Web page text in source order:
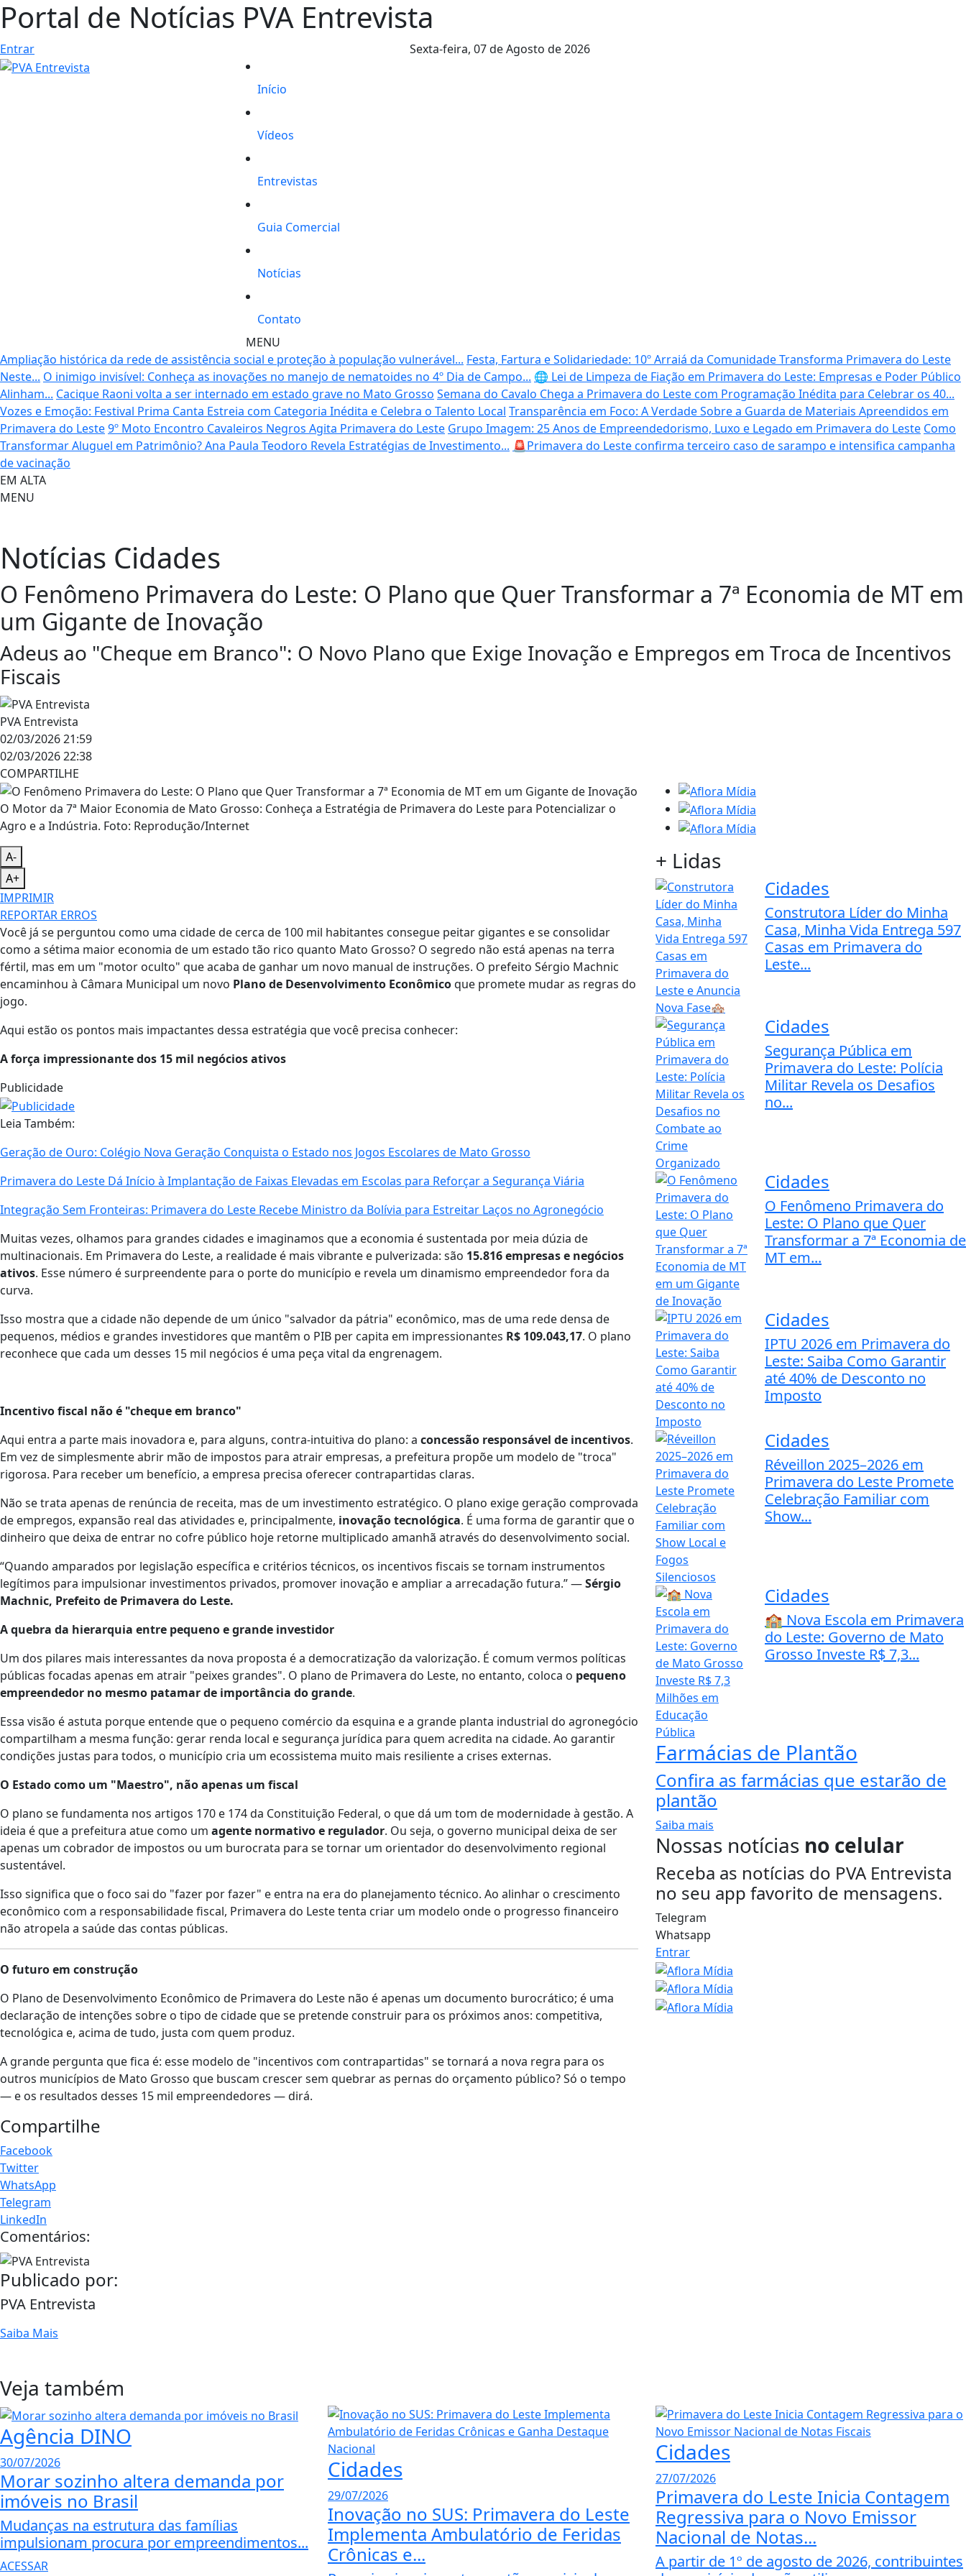
Portal de Notícias PVA Entrevista
Entrar Sexta-feira, 07 de Agosto de 2026
Início
Vídeos
Entrevistas
Guia Comercial
Notícias
Contato
MENU
Ampliação histórica da rede de assistência social e proteção à população vulnerável... Festa, Fartura e Solidariedade: 10º Arraiá da Comunidade Transforma Primavera do Leste
Neste... O inimigo invisível: Conheça as inovações no manejo de nematoides no 4º Dia de Campo... 🌐 Lei de Limpeza de Fiação em Primavera do Leste: Empresas e Poder Público
Alinham... Cacique Raoni volta a ser internado em estado grave no Mato Grosso Semana do Cavalo Chega a Primavera do Leste com Programação Inédita para Celebrar os 40...
Vozes e Emoção: Festival Prima Canta Estreia com Categoria Inédita e Celebra o Talento Local Transparência em Foco: A Verdade Sobre a Guarda de Materiais Apreendidos em
Primavera do Leste9º Moto Encontro Cavaleiros Negros Agita Primavera do Leste Grupo Imagem: 25 Anos de Empreendedorismo, Luxo e Legado em Primavera do Leste Como
Transformar Aluguel em Patrimônio? Ana Paula Teodoro Revela Estratégias de Investimento... 🚨Primavera do Leste confirma terceiro caso de sarampo e intensifica campanha
de vacinação
EM ALTA
MENU
Notícias Cidades
O Fenômeno Primavera do Leste: O Plano que Quer Transformar a 7ª Economia de MT em
um Gigante de Inovação
Adeus ao "Cheque em Branco": O Novo Plano que Exige Inovação e Empregos em Troca de Incentivos
Fiscais
PVA Entrevista
02/03/2026 21:59
02/03/2026 22:38
COMPARTILHE
O Motor da 7ª Maior Economia de Mato Grosso: Conheça a Estratégia de Primavera do Leste para Potencializar o
Agro e a Indústria. Foto: Reprodução/Internet
A-
A+
IMPRIMIR
REPORTAR ERROS
Você já se perguntou como uma cidade de cerca de 100 mil habitantes consegue peitar gigantes e se consolidar
como a sétima maior economia de um estado tão rico quanto Mato Grosso? O segredo não está apenas na terra
fértil, mas em um "motor oculto" que acaba de ganhar um novo manual de instruções. O prefeito Sérgio Machnic
encaminhou à Câmara Municipal um novo Plano de Desenvolvimento Econômicoque promete mudar as regras do
jogo.
Aqui estão os pontos mais impactantes dessa estratégia que você precisa conhecer:
A força impressionante dos 15 mil negócios ativos
Publicidade
Leia Também:
Geração de Ouro: Colégio Nova Geração Conquista o Estado nos Jogos Escolares de Mato Grosso
Primavera do Leste Dá Início à Implantação de Faixas Elevadas em Escolas para Reforçar a Segurança Viária
Integração Sem Fronteiras: Primavera do Leste Recebe Ministro da Bolívia para Estreitar Laços no Agronegócio
Muitas vezes, olhamos para grandes cidades e imaginamos que a economia é sustentada por meia dúzia de
multinacionais. Em Primavera do Leste, a realidade é mais vibrante e pulverizada: são 15.816 empresas e negócios
ativos. Esse número é surpreendente para o porte do município e revela um dinamismo empreendedor fora da
curva.
Isso mostra que a cidade não depende de um único "salvador da pátria" econômico, mas de uma rede densa de
pequenos, médios e grandes investidores que mantêm o PIB per capita em impressionantes R$ 109.043,17. O plano
reconhece que cada um desses 15 mil negócios é uma peça vital da engrenagem.
Incentivo fiscal não é "cheque em branco"
Aqui entra a parte mais inovadora e, para alguns, contra-intuitiva do plano: a concessão responsável de incentivos.
Em vez de simplesmente abrir mão de impostos para atrair empresas, a prefeitura propõe um modelo de "troca"
rigorosa. Para receber um benefício, a empresa precisa oferecer contrapartidas claras.
Não se trata apenas de renúncia de receita, mas de um investimento estratégico. O plano exige geração comprovada
de empregos, expansão real das atividades e, principalmente, inovação tecnológica. É uma forma de garantir que o
dinheiro que deixa de entrar no cofre público hoje retorne multiplicado amanhã através do desenvolvimento social.
“Quando amparados por legislação específica e critérios técnicos, os incentivos fiscais se tornam instrumentos
legítimos para impulsionar investimentos privados, promover inovação e ampliar a arrecadação futura.” —Sérgio
Machnic, Prefeito de Primavera do Leste.
A quebra da hierarquia entre pequeno e grande investidor
Um dos pilares mais interessantes da nova proposta é a democratização da valorização. É comum vermos políticas
públicas focadas apenas em atrair "peixes grandes". O plano de Primavera do Leste, no entanto, coloca o pequeno
empreendedor no mesmo patamar de importância do grande.
Essa visão é astuta porque entende que o pequeno comércio da esquina e a grande planta industrial do agronegócio
compartilham a mesma função: gerar renda local e segurança jurídica para quem acredita na cidade. Ao garantir
condições justas para todos, o município cria um ecossistema muito mais resiliente a crises externas.
O Estado como um "Maestro", não apenas um fiscal
O plano se fundamenta nos artigos 170 e 174 da Constituição Federal, o que dá um tom de modernidade à gestão. A
ideia é que a prefeitura atue como um agente normativo e regulador. Ou seja, o governo municipal deixa de ser
apenas um cobrador de impostos ou um burocrata para se tornar um orientador do desenvolvimento regional
sustentável.
Isso significa que o foco sai do "fazer por fazer" e entra na era do planejamento técnico. Ao alinhar o crescimento
econômico com a responsabilidade fiscal, Primavera do Leste tenta criar um modelo onde o progresso financeiro
não atropela a saúde das contas públicas.
O futuro em construção
O Plano de Desenvolvimento Econômico de Primavera do Leste não é apenas um documento burocrático; é uma
declaração de intenções sobre o tipo de cidade que se pretende construir para os próximos anos: competitiva,
tecnológica e, acima de tudo, justa com quem produz.
A grande pergunta que fica é: esse modelo de "incentivos com contrapartidas" se tornará a nova regra para os
outros municípios de Mato Grosso que buscam crescer sem quebrar as pernas do orçamento público? Só o tempo
— e os resultados desses 15 mil empreendedores — dirá.
Compartilhe
Facebook
Twitter
WhatsApp
Telegram
LinkedIn
Comentários:
Publicado por:
PVA Entrevista
Saiba Mais
+ Lidas
Cidades
Construtora Líder do Minha
Casa, Minha Vida Entrega 597
Casas em Primavera do
Leste...
Cidades
Segurança Pública em
Primavera do Leste: Polícia
Militar Revela os Desafios
no...
Cidades
O Fenômeno Primavera do
Leste: O Plano que Quer
Transformar a 7ª Economia de
MT em...
Cidades
IPTU 2026 em Primavera do
Leste: Saiba Como Garantir
até 40% de Desconto no
Imposto
Cidades
Réveillon 2025–2026 em
Primavera do Leste Promete
Celebração Familiar com
Show...
Cidades
🏫 Nova Escola em Primavera
do Leste: Governo de Mato
Grosso Investe R$ 7,3...
Farmácias de Plantão
Confira as farmácias que estarão de
plantão
Saiba mais
Nossas notícias no celular
Receba as notícias do PVA Entrevista
no seu app favorito de mensagens.
Telegram
Whatsapp
Entrar
Veja também
Agência DINO
30/07/2026
Morar sozinho altera demanda por
imóveis no Brasil
Mudanças na estrutura das famílias
impulsionam procura por empreendimentos...
ACESSAR
Cidades
29/07/2026
Inovação no SUS: Primavera do Leste
Implementa Ambulatório de Feridas
Crônicas e...
Cidades
27/07/2026
Primavera do Leste Inicia Contagem
Regressiva para o Novo Emissor
Nacional de Notas...
A partir de 1º de agosto de 2026, contribuintes